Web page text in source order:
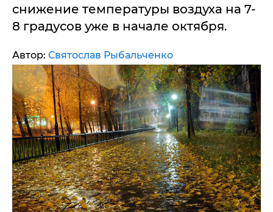
снижение температуры воздуха на 7-
8 градусов уже в начале октября.
Автор: Святослав Рыбальченко